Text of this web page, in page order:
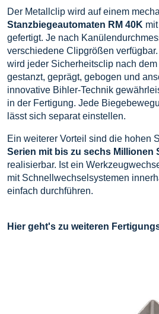
Der Metallclip wird auf einem
Stanzbiegeautomaten RM 40K mit
gefertigt. Je nach
verschiedene Clipgrößen
wird jeder Sicherheitsclip nach
gestanzt, geprägt, gebogen und
innovative Bihler-Technik
in der Fertigung. Jede
lässt sich separat einstellen.
Ein weiterer Vorteil sind die hohen
Serien mit bis zu sechs Millionen
realisierbar. Ist ein
mit Schnellwechselsystemen
einfach durchführen.
Hier geht's zu weiteren